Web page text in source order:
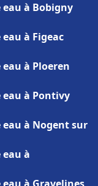
à Bobigny
à Figeac
à Ploeren
à Pontivy
à Nogent sur
à